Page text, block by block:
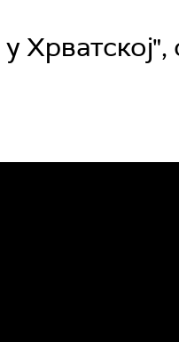
Хрватској",